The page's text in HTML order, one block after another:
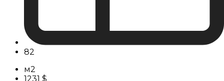
82
м2
1231 $